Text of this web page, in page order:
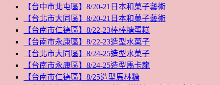
【台中市北屯區】8/20-21日本和菓子藝術
【台北市大同區】8/20-21日本和菓子藝術
【台南市仁德區】8/22-23棒棒糖蛋糕
【台南市永康區】8/22-23造型水菓子
【台北市大同區】8/24-25造型水菓子
【台南市永康區】8/24-25造型馬卡龍
【台南市仁德區】8/25造型馬林糖